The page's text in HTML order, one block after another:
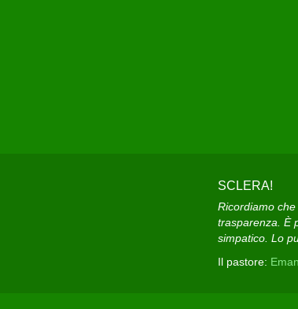
SCLERA!
Ricordiamo
trasparenza. È
simpatico. Lo
Il pastore: Eman